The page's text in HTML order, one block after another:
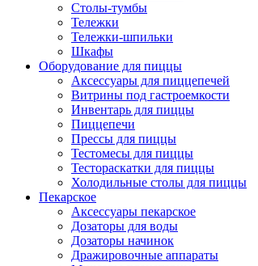
Столы-тумбы
Тележки
Тележки-шпильки
Шкафы
Оборудование для пиццы
Аксессуары для пиццепечей
Витрины под гастроемкости
Инвентарь для пиццы
Пиццепечи
Прессы для пиццы
Тестомесы для пиццы
Тестораскатки для пиццы
Холодильные столы для пиццы
Пекарское
Аксессуары пекарское
Дозаторы для воды
Дозаторы начинок
Дражировочные аппараты